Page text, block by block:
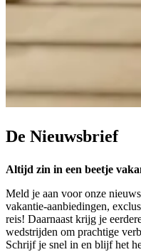
De Nieuwsbrief
Altijd zin in een beetje
Meld je aan voor onze
vakantie-aanbiedingen,
reis! Daarnaast krijg je
wedstrijden om prachtige
Schrijf je snel in en blijf het